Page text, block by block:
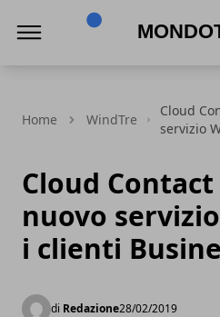
Home WindTre
Cloud
servizio
Cloud
nuovo
i clienti
di Redazione28/02/2019